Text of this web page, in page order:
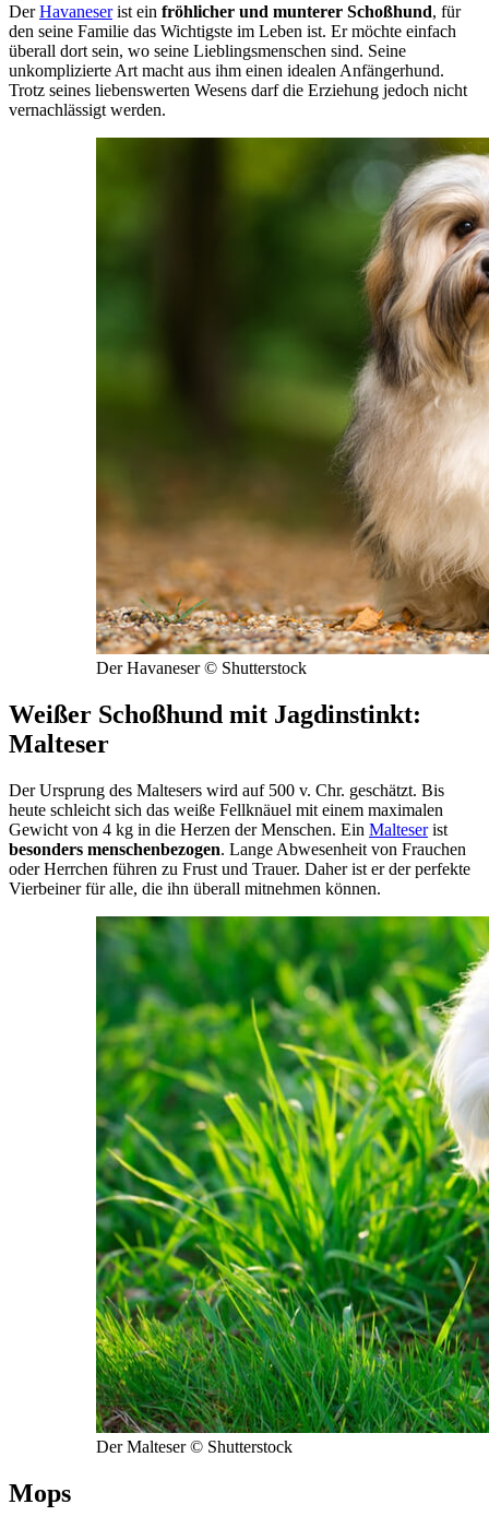
DerHavaneserist ein fröhlicher und munterer Schoßhund, für
den seine Familie das Wichtigste im Leben ist. Er möchte einfach
überall dort sein, wo seine Lieblingsmenschen sind. Seine
unkomplizierte Art macht aus ihm einen idealen Anfängerhund.
Trotz seines liebenswerten Wesens darf die Erziehung jedoch nicht
vernachlässigt werden.
Der Havaneser © Shutterstock
Weißer Schoßhund mit Jagdinstinkt:
Malteser
Der Ursprung des Maltesers wird auf 500 v. Chr. geschätzt. Bis
heute schleicht sich das weiße Fellknäuel mit einem maximalen
Gewicht von 4 kg in die Herzen der Menschen. Ein Malteserist
besonders menschenbezogen. Lange Abwesenheit von Frauchen
oder Herrchen führen zu Frust und Trauer. Daher ist er der perfekte
Vierbeiner für alle, die ihn überall mitnehmen können.
Der Malteser © Shutterstock
Mops